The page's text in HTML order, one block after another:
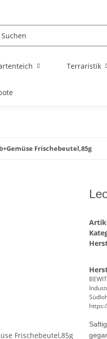
Terraristik
Frischebeutel,85g